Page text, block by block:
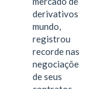
derivativos do
mundo,
registrou
recorde nas
negociações
de seus